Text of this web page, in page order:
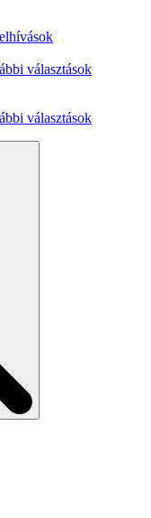
választások
választások